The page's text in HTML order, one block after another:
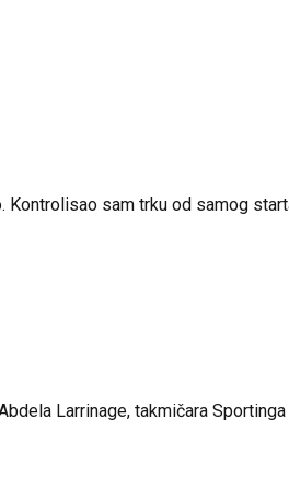
sam trku od samog
Larrinage, takmičara Sportinga